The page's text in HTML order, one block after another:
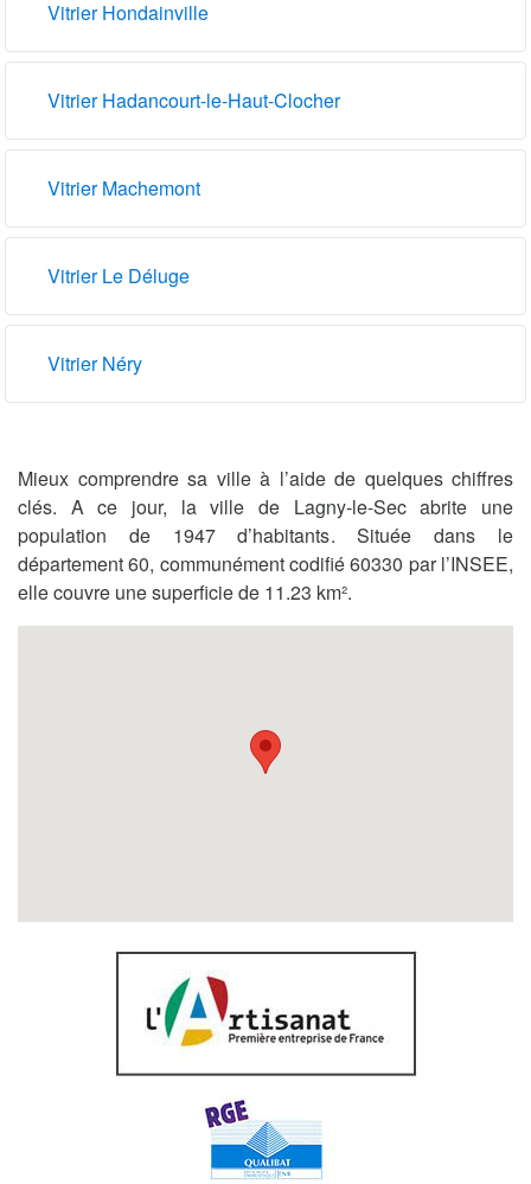
Vitrier Hondainville
Vitrier Hadancourt-le-Haut-Clocher
Vitrier Machemont
Vitrier Le Déluge
Vitrier Néry
Mieux comprendre sa ville à l’aide de quelques chiffres
clés. A ce jour, la ville de Lagny-le-Sec abrite une
population de 1947 d’habitants. Située dans le
département 60, communément codifié 60330 par l’INSEE,
elle couvre une superficie de 11.23 km².